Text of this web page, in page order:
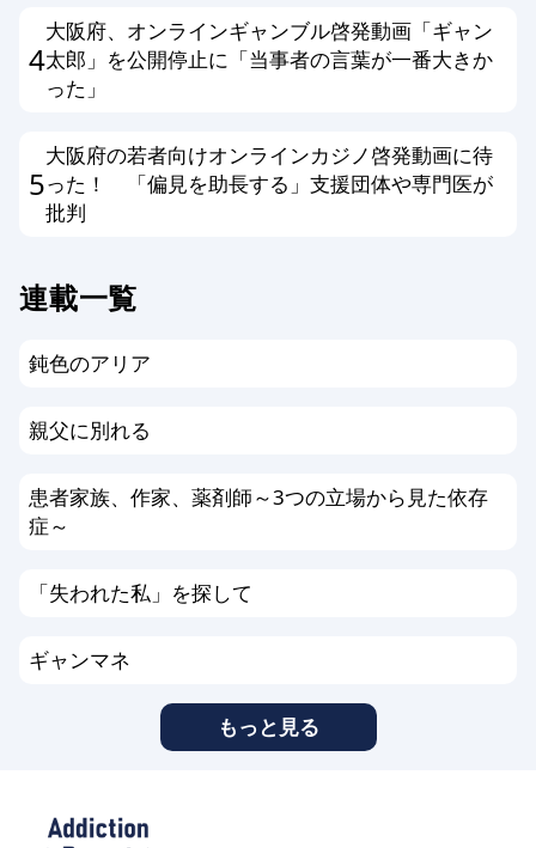
4
大阪府、オンラインギャンブル啓発動画「ギャン
太郎」を公開停止に「当事者の言葉が一番大きか
った」
5
大阪府の若者向けオンラインカジノ啓発動画に待
った！ 「偏見を助長する」支援団体や専門医が
批判
連載一覧
鈍色のアリア
親父に別れる
患者家族、作家、薬剤師～3つの立場から見た依存
症～
「失われた私」を探して
ギャンマネ
もっと見る